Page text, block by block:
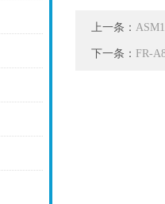
上一条：
下一条： FR-